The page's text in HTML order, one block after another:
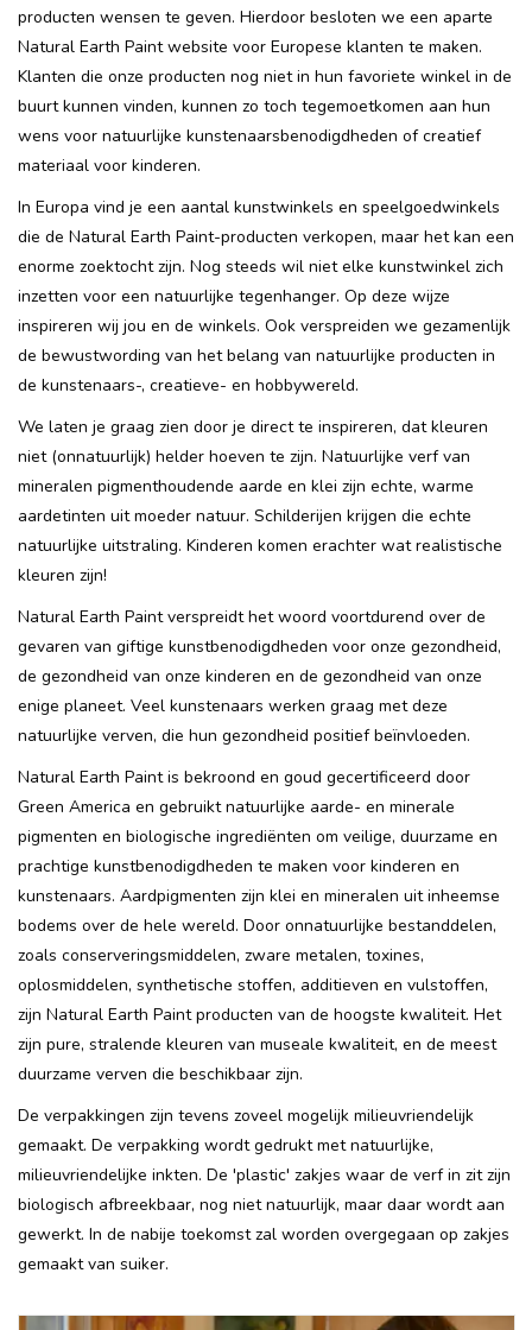
producten wensen te geven. Hierdoor besloten we een ​​aparte
Natural Earth Paint website voor Europese klanten te maken.
Klanten die onze producten nog niet in hun favoriete winkel in de
buurt kunnen vinden, kunnen zo toch tegemoetkomen aan hun
wens voor natuurlijke kunstenaarsbenodigdheden of creatief
materiaal voor kinderen.
In Europa vind je een aantal kunstwinkels en speelgoedwinkels
die de Natural Earth Paint-producten verkopen, maar het kan een
enorme zoektocht zijn. Nog steeds wil niet elke kunstwinkel zich
inzetten voor een natuurlijke tegenhanger. Op deze wijze
inspireren wij jou en de winkels. Ook verspreiden we gezamenlijk
de bewustwording van het belang van natuurlijke producten in
de kunstenaars-, creatieve- en hobbywereld.
We laten je graag zien door je direct te inspireren, dat kleuren
niet (onnatuurlijk) helder hoeven te zijn. Natuurlijke verf van
mineralen pigmenthoudende aarde en klei zijn echte, warme
aardetinten uit moeder natuur. Schilderijen krijgen die echte
natuurlijke uitstraling. Kinderen komen erachter wat realistische
kleuren zijn!
Natural Earth Paint verspreidt het woord voortdurend over de
gevaren van giftige kunstbenodigdheden voor onze gezondheid,
de gezondheid van onze kinderen en de gezondheid van onze
enige planeet. Veel kunstenaars werken graag met deze
natuurlijke verven, die hun gezondheid positief beïnvloeden.
Natural Earth Paint is bekroond en goud gecertificeerd door
Green America en gebruikt natuurlijke aarde- en minerale
pigmenten en biologische ingrediënten om veilige, duurzame en
prachtige kunstbenodigdheden te maken voor kinderen en
kunstenaars. Aardpigmenten zijn klei en mineralen uit inheemse
bodems over de hele wereld. Door onnatuurlijke bestanddelen,
zoals conserveringsmiddelen, zware metalen, toxines,
oplosmiddelen, synthetische stoffen, additieven en vulstoffen,
zijn Natural Earth Paint producten van de hoogste kwaliteit. Het
zijn pure, stralende kleuren van museale kwaliteit, en de meest
duurzame verven die beschikbaar zijn.
De verpakkingen zijn tevens zoveel mogelijk milieuvriendelijk
gemaakt. De verpakking wordt gedrukt met natuurlijke,
milieuvriendelijke inkten. De 'plastic' zakjes waar de verf in zit zijn
biologisch afbreekbaar, nog niet natuurlijk, maar daar wordt aan
gewerkt. In de nabije toekomst zal worden overgegaan op zakjes
gemaakt van suiker.